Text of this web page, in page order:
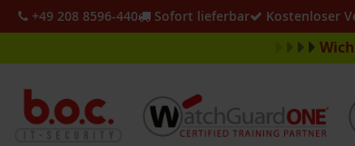
+49 208 8596-440 Sofort lieferbar Kostenloser